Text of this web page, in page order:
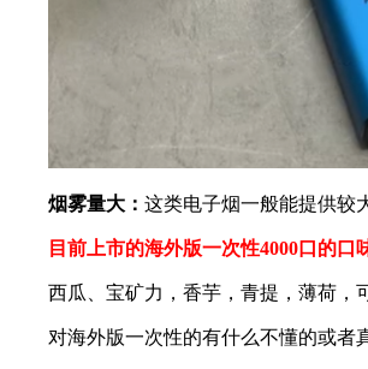
烟雾量大： 这类电子烟一般能提供较
目前上市的海外版一次性4000口的口
西瓜、宝矿力，香芋，青提，薄荷，
对海外版一次性的有什么不懂的或者